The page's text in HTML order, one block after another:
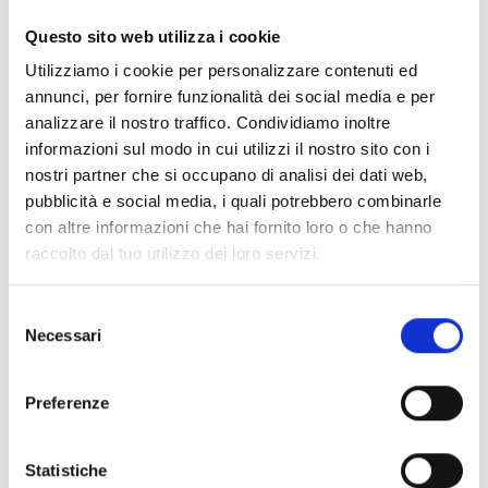
Questo sito web utilizza i cookie
Utilizziamo i cookie per personalizzare contenuti ed
annunci, per fornire funzionalità dei social media e per
analizzare il nostro traffico. Condividiamo inoltre
informazioni sul modo in cui utilizzi il nostro sito con i
nostri partner che si occupano di analisi dei dati web,
pubblicità e social media, i quali potrebbero combinarle
con altre informazioni che hai fornito loro o che hanno
raccolto dal tuo utilizzo dei loro servizi.
delNecessari
Preferenze
Statistiche
-15%
40 44
OJ
JEANS MOTO DONNA DARKEN LADY NERO
€ 99,99
€ 84,99
-15%
S M L
OJ
€ 140,00
€ 119,00
-15%